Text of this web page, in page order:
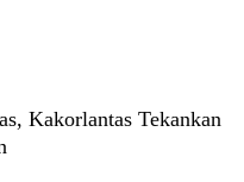
Kakorlantas Tekankan